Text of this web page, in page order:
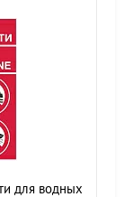
для водных